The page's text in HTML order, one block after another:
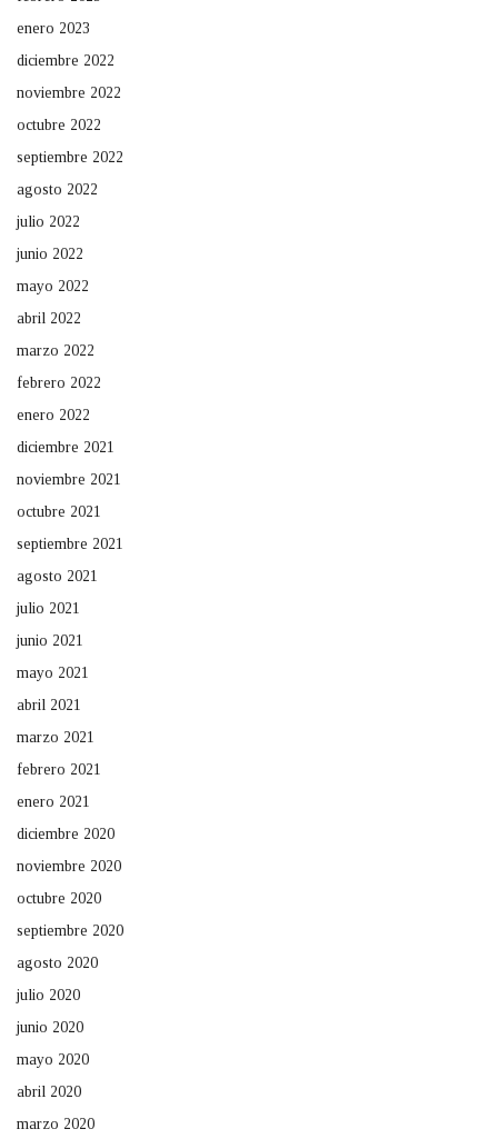
enero 2023
diciembre 2022
noviembre 2022
octubre 2022
septiembre 2022
agosto 2022
julio 2022
junio 2022
mayo 2022
abril 2022
marzo 2022
febrero 2022
enero 2022
diciembre 2021
noviembre 2021
octubre 2021
septiembre 2021
agosto 2021
julio 2021
junio 2021
mayo 2021
abril 2021
marzo 2021
febrero 2021
enero 2021
diciembre 2020
noviembre 2020
octubre 2020
septiembre 2020
agosto 2020
julio 2020
junio 2020
mayo 2020
abril 2020
marzo 2020